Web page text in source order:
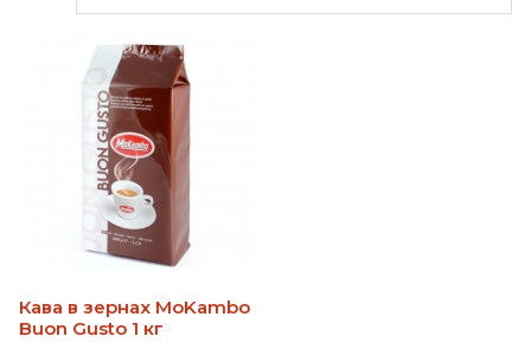
Кава в зернах MoKambo
Buon Gusto 1 кг